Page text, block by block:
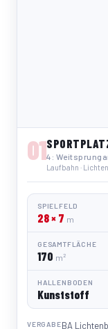
014:
Laufbahn ·
SPIELFELD
28 × 7 m
GESAMTFLÄCHE
170 m²
HALLENBODEN
Kunststoff
VERGABEBA